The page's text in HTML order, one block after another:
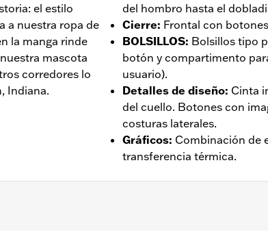
el estilo
a nuestra ropa de
la manga rinde
mascota
corredores lo
Indiana.
del hombro hasta el
Cierre: Frontal con
BOLSILLOS: Bolsillos tipo
botón y compartimento
usuario).
Detalles de diseño: Cinta
del cuello. Botones con
costuras laterales.
Gráficos: Combinación de
transferencia térmica.